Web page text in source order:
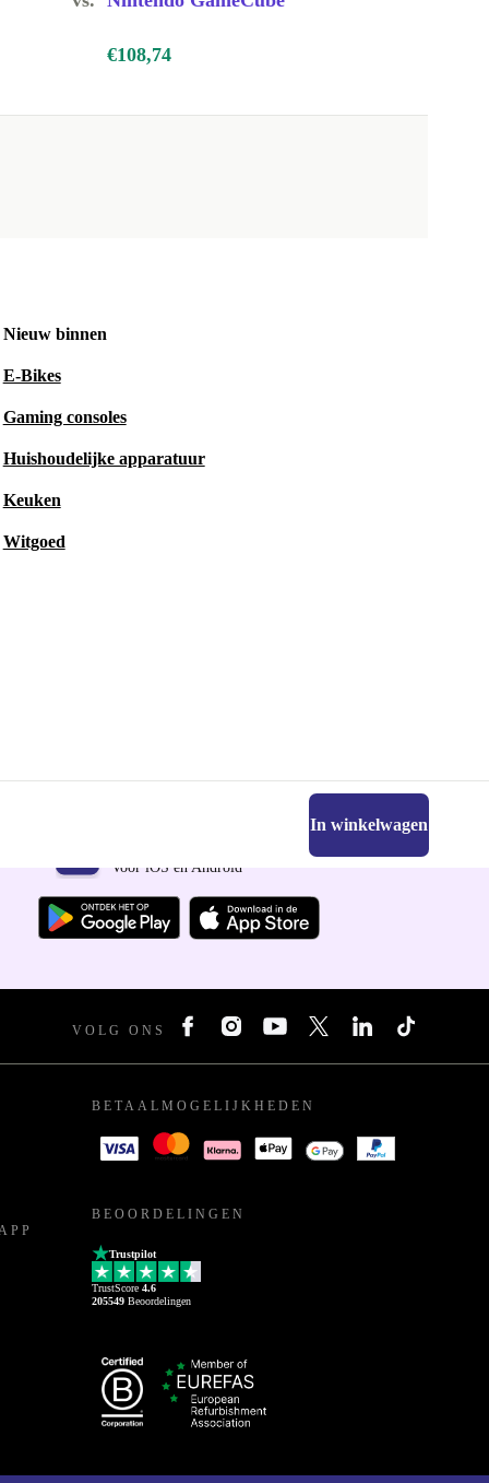
€108,74
Nieuw binnen
E-Bikes
Gaming consoles
Huishoudelijke apparatuur
Keuken
Witgoed
In winkelwagen
Voor iOS en Android
VOLG ONS
BETAALMOGELIJKHEDEN
BEOORDELINGEN
Trustpilot
TrustScore 4.6
205549 Beoordelingen